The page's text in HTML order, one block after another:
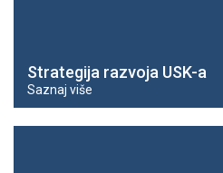
Strategija razvoja USK-a
Saznaj više